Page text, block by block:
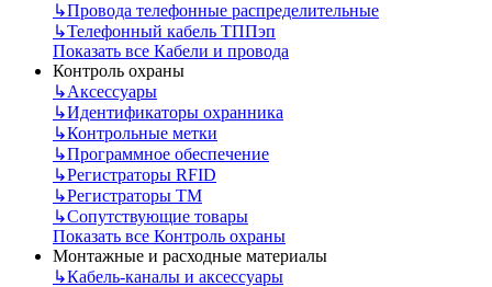
↳Провода телефонные распределительные
↳Телефонный кабель ТППэп
Показать все Кабели и провода
Контроль охраны
↳Аксессуары
↳Идентификаторы охранника
↳Контрольные метки
↳Программное обеспечение
↳Регистраторы RFID
↳Регистраторы ТМ
↳Сопутствующие товары
Показать все Контроль охраны
Монтажные и расходные материалы
↳Кабель-каналы и аксессуары